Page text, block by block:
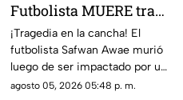
Futbolista MUERE tras
ser impactado por un
rayo en pleno partido;
así ocurrió
¡Tragedia en la cancha! El
futbolista Safwan Awae murió
luego de ser impactado por un
rayo. Conoce los detalles.
agosto 05, 2026 05:48 p. m.